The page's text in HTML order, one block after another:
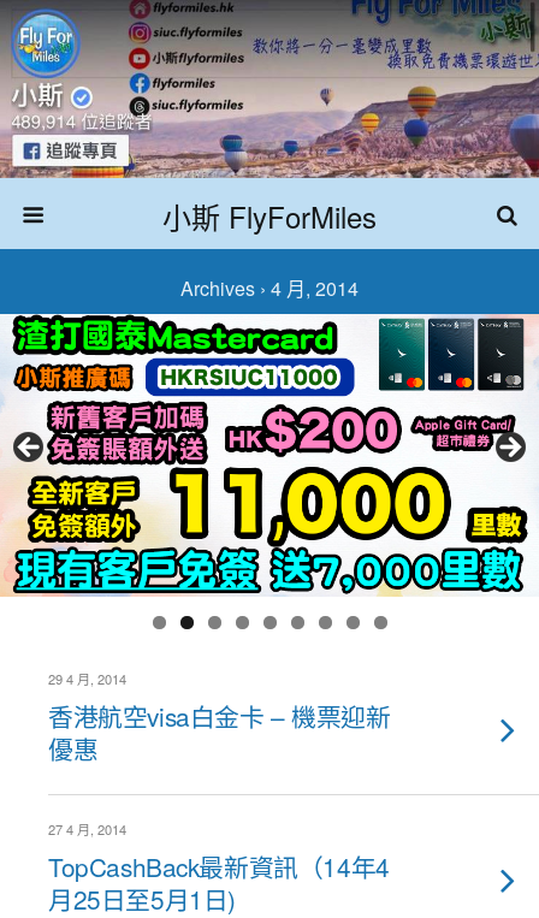
小斯 FlyForMiles
Archives › 4 月, 2014
29 4 月, 2014
香港航空visa白金卡 – 機票迎新
優惠
27 4 月, 2014
TopCashBack最新資訊（14年4
月25日至5月1日)